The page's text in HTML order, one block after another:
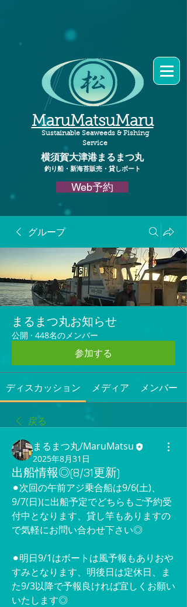
MaruMatsuMaru
Sustainable Seaweeds & Fishing
Service
横須賀大津港まるまつ丸​
釣り船・新海苔販売・貸しボート
Web予約
グループ
まるまつ丸お知らせ
公開 · 448名のメンバー
参加する
ディスカッション メディア メンバー
戻る
まるまつ丸/MaruMatsu
2025年8月31日
出船情報◎(8/31更新)
⚫︎次回の午前アジ乗合船は9/6(土)、
9/7(日)に出船予定でどちらもご予約受
付中となります、貸し竿もありますの
で気軽にお問い合わせ下さい◎
⚫︎明日9/1はボートは風予報もありおや
すみとなります、明後日は定休日、ま
た9/3以降で予報良ければ宜しくお願い
いたします◎